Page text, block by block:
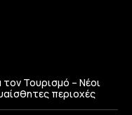
Τουρισμό – Νέοι
περιοχές